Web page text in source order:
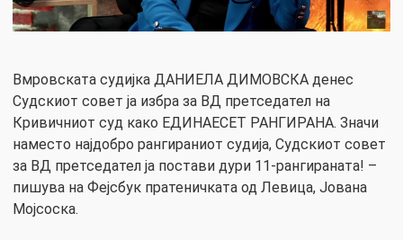
Вмровската судијка ДАНИЕЛА ДИМОВСКА денес
Судскиот совет ја избра за ВД претседател на
Кривичниот суд како ЕДИНАЕСЕТ РАНГИРАНА. Значи
наместо најдобро рангираниот судија, Судскиот совет
за ВД претседател ја постави дури 11-рангираната! –
пишува на Фејсбук пратеничката од Левица, Јована
Мојсоска.